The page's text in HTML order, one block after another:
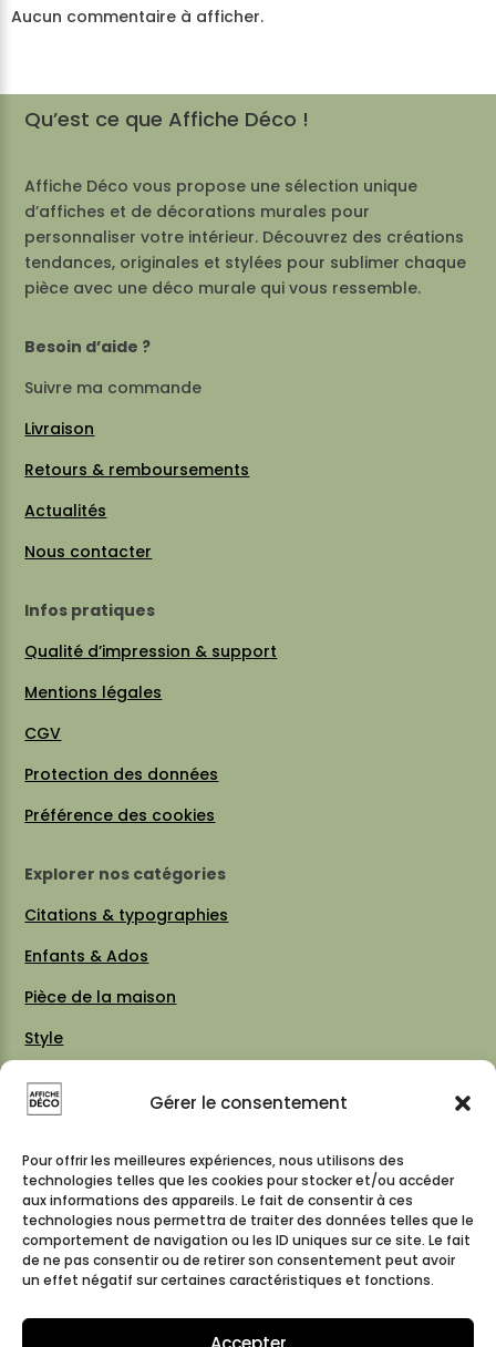
Gérer le consentement
Pour offrir les meilleures expériences, nous utilisons des
technologies telles que les cookies pour stocker et/ou accéder
aux informations des appareils. Le fait de consentir à ces
technologies nous permettra de traiter des données telles que le
comportement de navigation ou les ID uniques sur ce site. Le fait
de ne pas consentir ou de retirer son consentement peut avoir
un effet négatif sur certaines caractéristiques et fonctions.
Aucun commentaire à afficher.
Qu’est ce que Affiche Déco !
Affiche Déco vous propose une sélection unique
d’affiches et de décorations murales pour
personnaliser votre intérieur. Découvrez des créations
tendances, originales et stylées pour sublimer chaque
pièce avec une déco murale qui vous ressemble.
Besoin d’aide ?
Suivre ma commande
Livraison
Retours & remboursements
Actualités
Nous contacter
Infos pratiques
Qualité d’impression & support
Mentions légales
CGV
Protection des données
Préférence des cookies
Explorer nos catégories
Citations & typographies
Enfants & Ados
Pièce de la maison
Style
Thèmes
Vintage 70 / 80
Cartes & plans de villes
Suivez-nous